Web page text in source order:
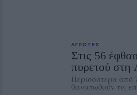
ΑΓΡΟΤΕΣ
Στις 56
πυρετού στη
Περισσότερα από
θανατωθούν τις